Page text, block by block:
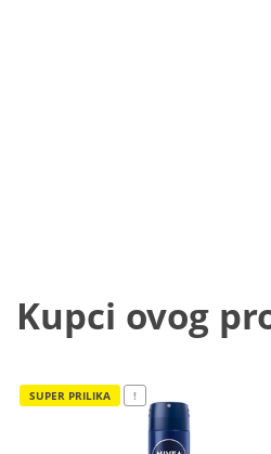
Kupci ovog
SUPER PRILIKA !